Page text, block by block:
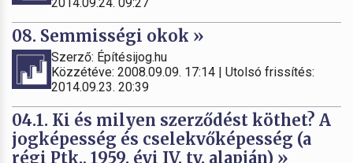
08. Semmisségi okok »
Szerző: Építésijog.hu
Közzétéve: 2008.09.09. 17:14 | Utolsó frissítés:
2014.09.23. 20:39
04.1. Ki és milyen szerződést köthet? A
jogképesség és cselekvőképesség (a
régi Ptk., 1959. évi IV. tv. alapján) »